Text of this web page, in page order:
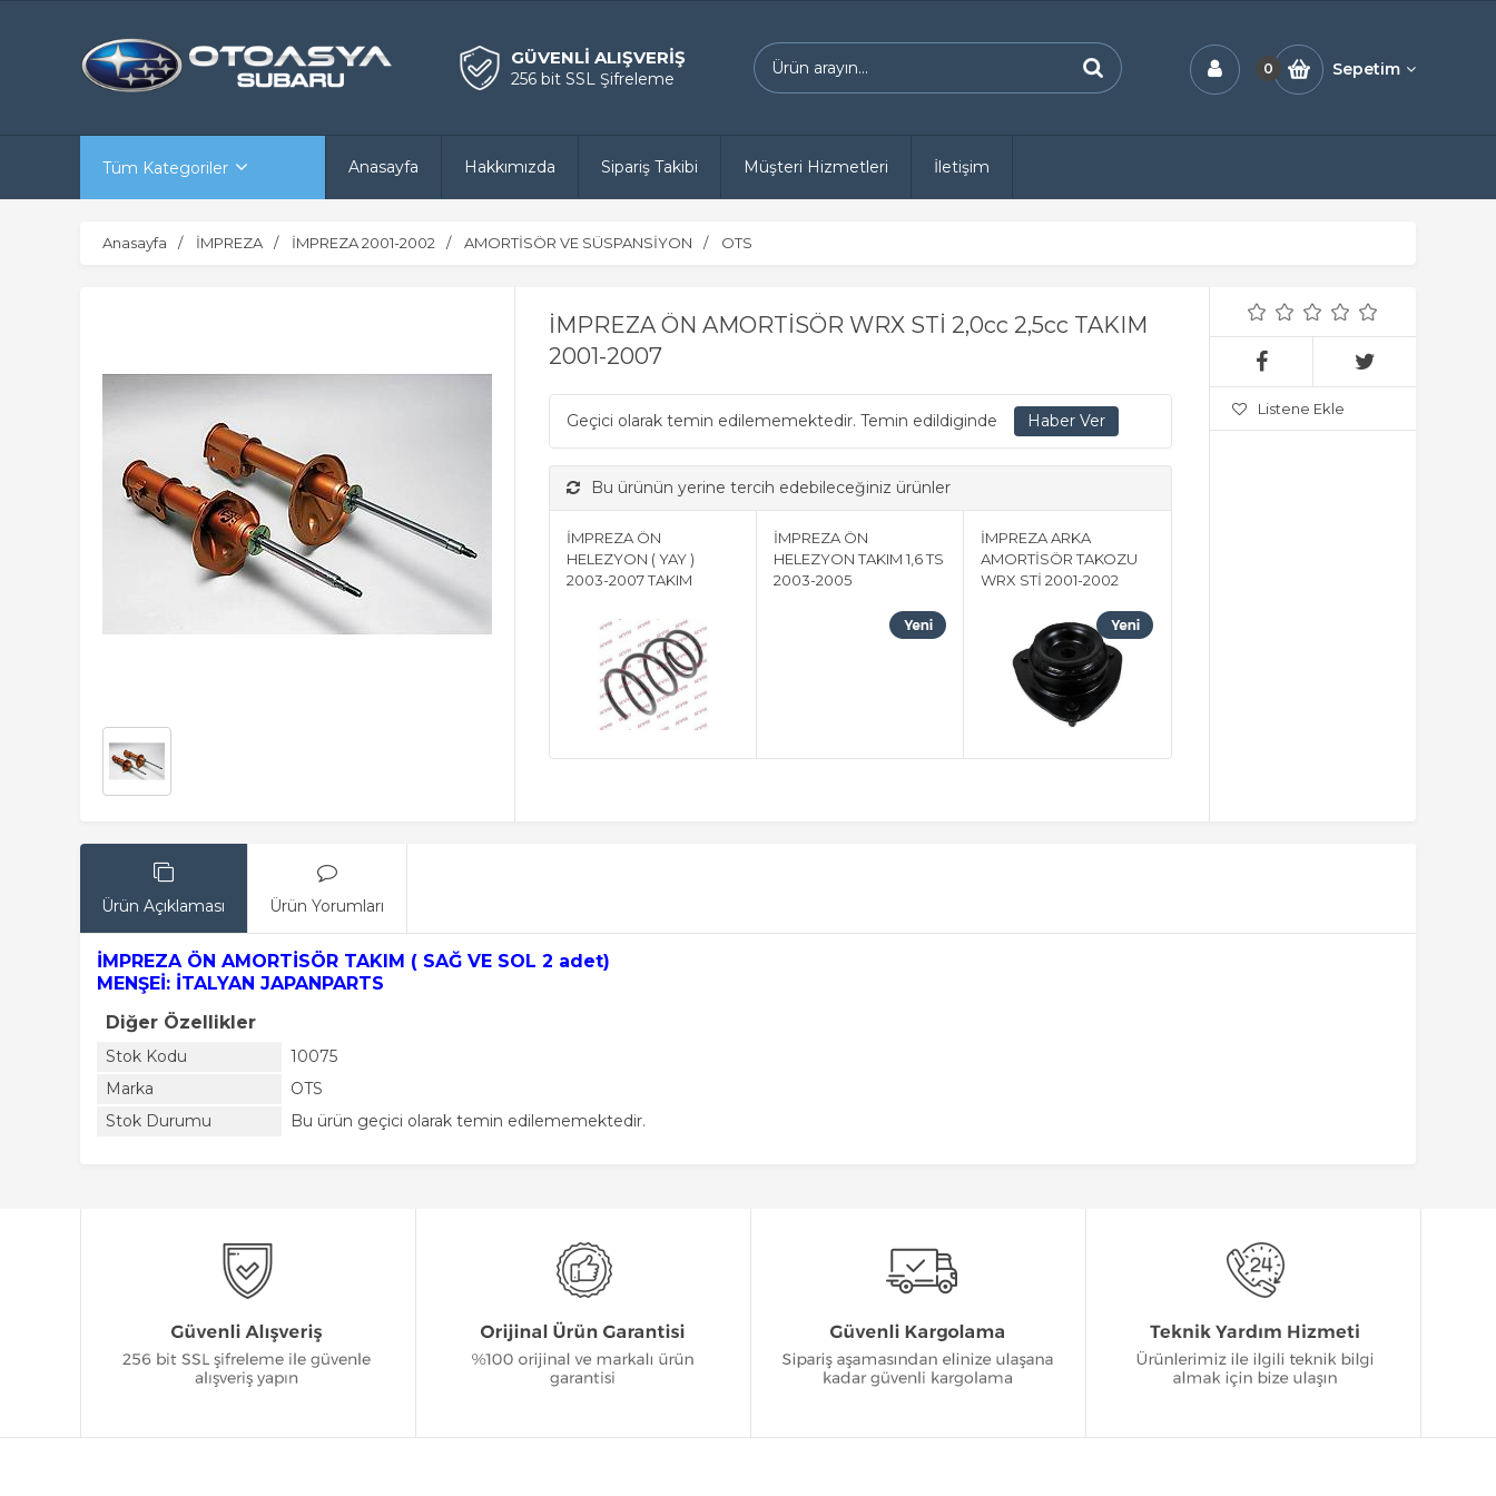
GÜVENLİ ALIŞVERİŞ
256 bit SSL Şifreleme
0 Sepetim
Tüm Kategoriler Anasayfa Hakkımızda Sipariş Takibi Müşteri Hizmetleri İletişim
Anasayfa İMPREZA İMPREZA 2001-2002 AMORTİSÖR VE SÜSPANSİYON OTS
İMPREZA ÖN AMORTİSÖR WRX STİ 2,0cc 2,5cc TAKIM
2001-2007
Geçici olarak temin edilememektedir. Temin edildiginde
Bu ürünün yerine tercih edebileceğiniz ürünler
İMPREZA ÖN
HELEZYON ( YAY )
2003-2007 TAKIM
İMPREZA ÖN
HELEZYON TAKIM 1,6 TS
2003-2005
İMPREZA ARKA
AMORTİSÖR TAKOZU
WRX STİ 2001-2002
Listene Ekle
Ürün Açıklaması Ürün Yorumları
İMPREZA ÖN AMORTİSÖR TAKIM ( SAĞ VE SOL 2 adet)
MENŞEİ: İTALYAN JAPANPARTS
Diğer Özellikler
Stok Kodu
10075
Marka
OTS
Stok Durumu
Bu ürün geçici olarak temin edilememektedir.